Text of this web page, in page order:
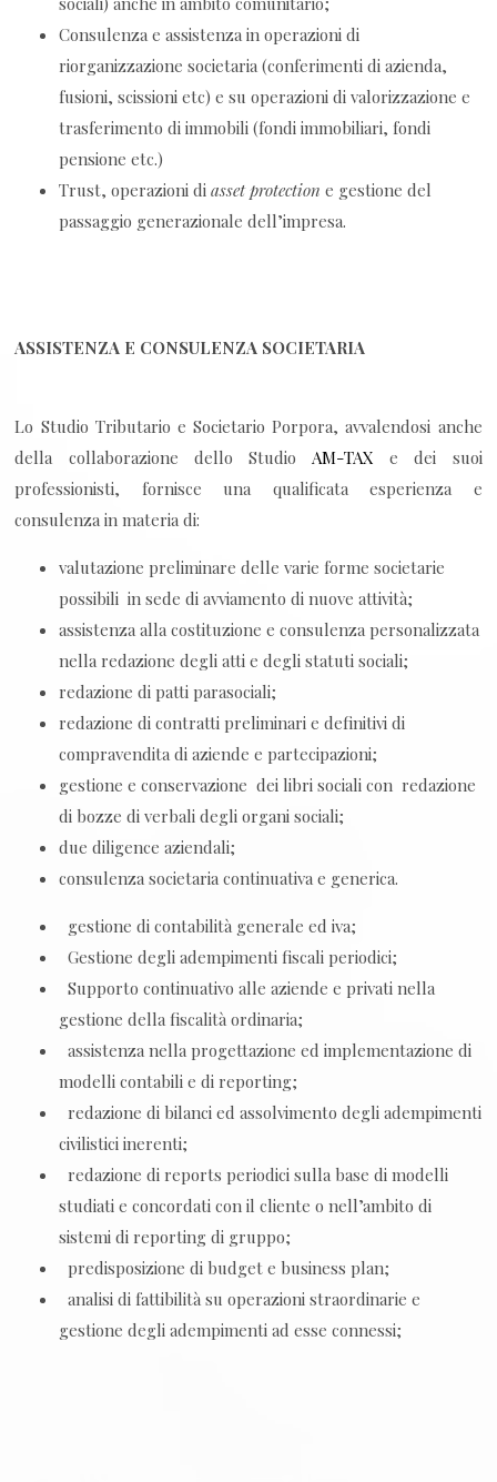
Consulenza e assistenza in operazioni di
riorganizzazione societaria (conferimenti di azienda,
fusioni, scissioni etc) e su operazioni di valorizzazione e
trasferimento di immobili (fondi immobiliari, fondi
pensione etc.)
Trust, operazioni diasset protection e gestione del
passaggio generazionale dell’impresa.
ASSISTENZA E CONSULENZA SOCIETARIA
Lo Studio Tributario e Societario Porpora, avvalendosi anche
della collaborazione dello Studio AM-TAX e dei suoi
professionisti, fornisce una qualificata esperienza e
consulenza in materia di:
valutazione preliminare delle varie forme societarie
possibili in sede di avviamento di nuove attività;
assistenza alla costituzione e consulenza personalizzata
nella redazione degli atti e degli statuti sociali;
redazione di patti parasociali;
redazione di contratti preliminari e definitivi di
compravendita di aziende e partecipazioni;
gestione e conservazione dei libri sociali con redazione
di bozze di verbali degli organi sociali;
due diligence aziendali;
consulenza societaria continuativa e generica.
gestione di contabilità generale ed iva;
Gestione degli adempimenti fiscali periodici;
Supporto continuativo alle aziende e privati nella
gestione della fiscalità ordinaria;
assistenza nella progettazione ed implementazione di
modelli contabili e di reporting;
redazione di bilanci ed assolvimento degli adempimenti
civilistici inerenti;
redazione di reports periodici sulla base di modelli
studiati e concordati con il cliente o nell’ambito di
sistemi di reporting di gruppo;
predisposizione di budget e business plan;
analisi di fattibilità su operazioni straordinarie e
gestione degli adempimenti ad esse connessi;